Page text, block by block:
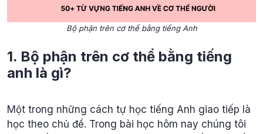
Bộ phận trên cơ thể bằng tiếng Anh
1. Bộ phận trên cơ thể bằng tiếng
anh là gì?
Một trong những cách tự học tiếng Anh giao tiếp là
học theo chủ đề. Trong bài học hôm nay chúng tôi